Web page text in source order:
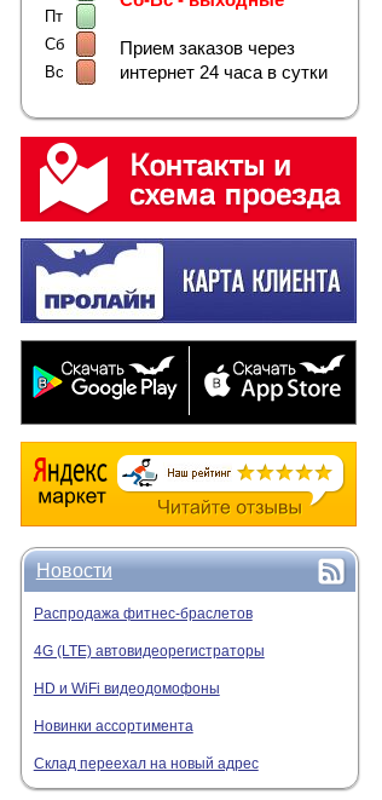
Пт
Сб
Вс
Прием заказов через
интернет 24 часа в сутки
Новости
Распродажа фитнес-браслетов
4G (LTE) автовидеорегистраторы
HD и WiFi видеодомофоны
Новинки ассортимента
Склад переехал на новый адрес